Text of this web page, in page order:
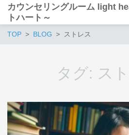
カウンセリングルーム light
トハート～
TOP BLOG ストレス
タグ: ス